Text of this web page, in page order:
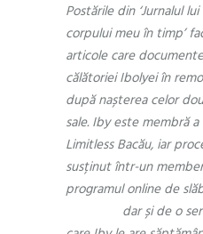
Postările din ‘Jurnalul
corpului meu în timp’
articole care
călătoriei Ibolyei în
după nașterea celor
sale. Iby este membră
Limitless Bacău, iar
susținut într-un
programul online de
dar și de o